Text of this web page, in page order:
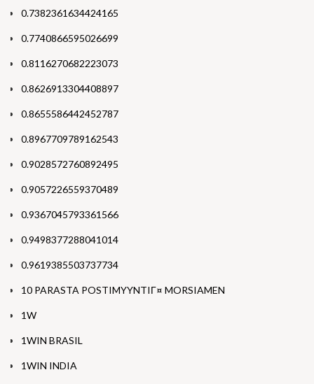
0.7382361634424165
0.7740866595026699
0.8116270682223073
0.8626913304408897
0.8655586442452787
0.8967709789162543
0.9028572760892495
0.9057226559370489
0.9367045793361566
0.9498377288041014
0.9619385503737734
10 PARASTA POSTIMYYNTIГ¤ MORSIAMEN
1W
1WIN BRASIL
1WIN INDIA